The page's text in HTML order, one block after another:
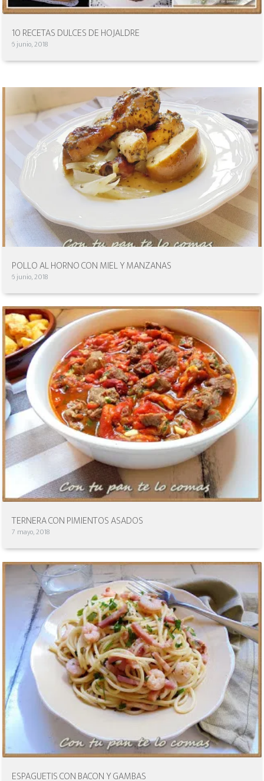
10 RECETAS DULCES DE HOJALDRE
6 junio, 2018
POLLO AL HORNO CON MIEL Y MANZANAS
6 junio, 2018
TERNERA CON PIMIENTOS ASADOS
7 mayo, 2018
ESPAGUETIS CON BACON Y GAMBAS